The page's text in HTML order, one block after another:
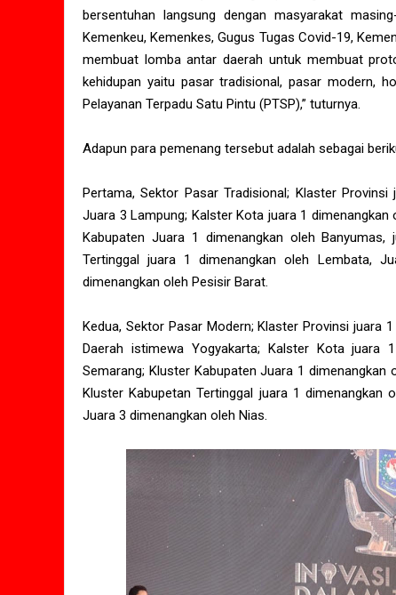
bersentuhan langsung dengan masyarakat
Kemenkeu, Kemenkes, Gugus Tugas Covid-19,
membuat lomba antar daerah untuk membuat
kehidupan yaitu pasar tradisional, pasar modern,
Pelayanan Terpadu Satu Pintu (PTSP),” tuturnya.
Adapun para pemenang tersebut adalah sebagai
Pertama, Sektor Pasar Tradisional; Klaster
Juara 3 Lampung; Kalster Kota juara 1
Kabupaten Juara 1 dimenangkan oleh
Tertinggal juara 1 dimenangkan oleh Lembata,
dimenangkan oleh Pesisir Barat.
Kedua, Sektor Pasar Modern; Klaster Provinsi juara
Daerah istimewa Yogyakarta; Kalster Kota juara
Semarang; Kluster Kabupaten Juara 1 dimenangkan
Kluster Kabupetan Tertinggal juara 1 dimenangkan
Juara 3 dimenangkan oleh Nias.